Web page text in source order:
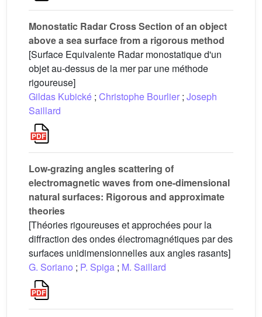
Monostatic Radar Cross Section of an object
above a sea surface from a rigorous method
[Surface Equivalente Radar monostatique d'un
objet au-dessus de la mer par une méthode
rigoureuse]
Gildas Kubické ; Christophe Bourlier ; Joseph
Saillard
Low-grazing angles scattering of
electromagnetic waves from one-dimensional
natural surfaces: Rigorous and approximate
theories
[Théories rigoureuses et approchées pour la
diffraction des ondes électromagnétiques par des
surfaces unidimensionnelles aux angles rasants]
G. Soriano ; P. Spiga ; M. Saillard